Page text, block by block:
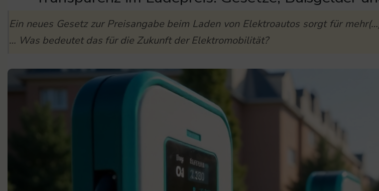
Ein neues Gesetz zur Preisangabe beim Laden von Elektroautos sorgt für
… Was bedeutet das für die Zukunft der Elektromobilität?